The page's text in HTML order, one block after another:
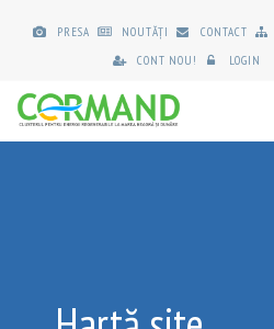
PRESA NOUTĂȚI CONTACT
CONT NOU!
LOGIN